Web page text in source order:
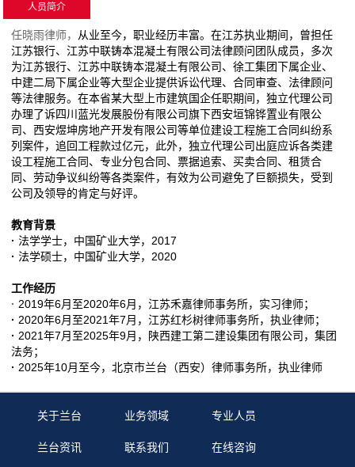
人员简介
任晓雨律师， 从业至今，职业经历丰富。在江苏执业期间，曾担任
江苏银行、江苏中联铸本混凝土有限公司法律顾问团队成员，多次
为江苏银行、江苏中联铸本混凝土有限公司、徐工集团下属企业、
中建二局下属企业等大型企业提供诉讼代理、合同审查、法律顾问
等法律服务。在本省某大型上市建筑国企任职期间，独立代理公司
办理了诉四川蓝光发展股份有限公司旗下西安垣锦铧置业有限公
司、西安煜坤房地产开发有限公司等单位建设工程施工合同纠纷系
列案件，追回工程款过亿元，此外，独立代理公司出庭应诉各类建
设工程施工合同、专业分包合同、票据追索、买卖合同、租赁合
同、劳动争议纠纷等各类案件，有效为公司避免了巨额损失，受到
公司及领导的肯定与好评。
教育背景
· 法学学士，中国矿业大学，2017
· 法学硕士，中国矿业大学，2020
工作经历
· 2019年6月至2020年6月，江苏禾嘉律师事务所，实习律师；
· 2020年6月至2021年7月，江苏红杉树律师事务所，执业律师；
· 2021年7月至2025年9月，陕西建工第二建设集团有限公司，集团
法务；
· 2025年10月至今，北京市兰台（西安）律师事务所，执业律师
关于兰台 业务领域 专业人员
兰台资讯 联系我们 在线咨询